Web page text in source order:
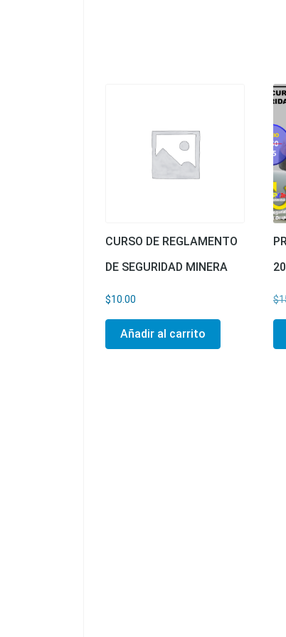
CURSO DE REGLAMENTO
DE SEGURIDAD MINERA
$10.00
Añadir al carrito
$